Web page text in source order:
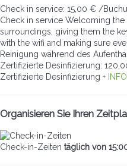
Check in service: 15,00 € /
Check in service Welcoming the
surroundings, giving them the
with the wifi and making sure
Reinigung während des
Zertifizierte Desinfizierung:
Zertifizierte Desinfizierung + INFO
Organisieren Sie Ihren
Check-in-Zeiten täglich von